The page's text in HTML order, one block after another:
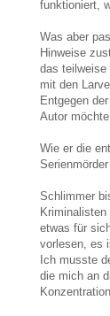
funktioniert,
Was aber
Hinweise
das
mit den
Entgegen
Autor
Wie er die
Schlimmer
etwas für
vorlesen, es
Ich musste
die mich an